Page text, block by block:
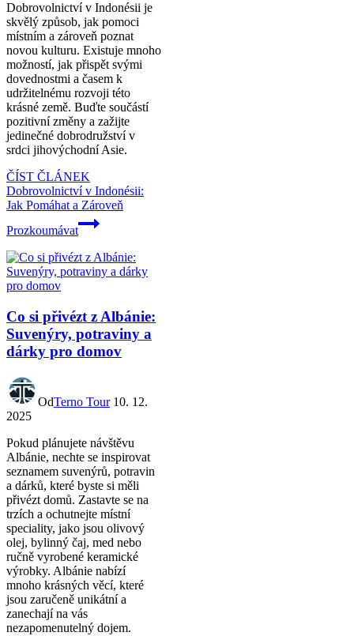
Dobrovolnictví v Indonésii je
skvělý způsob, jak pomoci
místním a zároveň poznat
novou kulturu. Existuje mnoho
možností, jak přispět svými
dovednostmi a časem k
udržitelnému rozvoji této
krásné země. Buďte součástí
pozitivní změny a zažijte
jedinečné dobrodružství v
srdci jihovýchodní Asie.
ČÍST ČLÁNEK
Dobrovolnictví v Indonésii:
Jak Pomáhat a Zároveň
Prozkoumávat
Co si přivézt z Albánie:
Suvenýry, potraviny a
dárky pro domov
OdTerno Tour 10. 12.
2025
Pokud plánujete návštěvu
Albánie, nechte se inspirovat
seznamem suvenýrů, potravin
a dárků, které byste si měli
přivézt domů. Zastavte se na
trzích a ochutnejte místní
speciality, jako jsou olivový
olej, bylinný čaj, med nebo
ručně vyrobené keramické
výrobky. Albánie nabízí
mnoho krásných věcí, které
jsou zaručeně unikátní a
zanechají na vás
nezapomenutelný dojem.